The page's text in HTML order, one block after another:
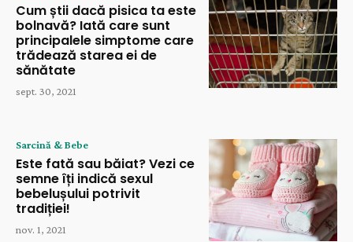
Cum știi dacă pisica ta este
bolnavă? Iată care sunt
principalele simptome care
trădează starea ei de
sănătate
sept. 30, 2021
Sarcină & Bebe
Este fată sau băiat? Vezi ce
semne îți indică sexul
bebelușului potrivit
tradiției!
nov. 1, 2021